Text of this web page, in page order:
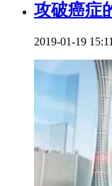
攻破癌症
2019-01-19